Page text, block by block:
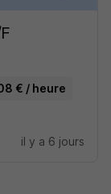
€ / heure
il y a 6 jours